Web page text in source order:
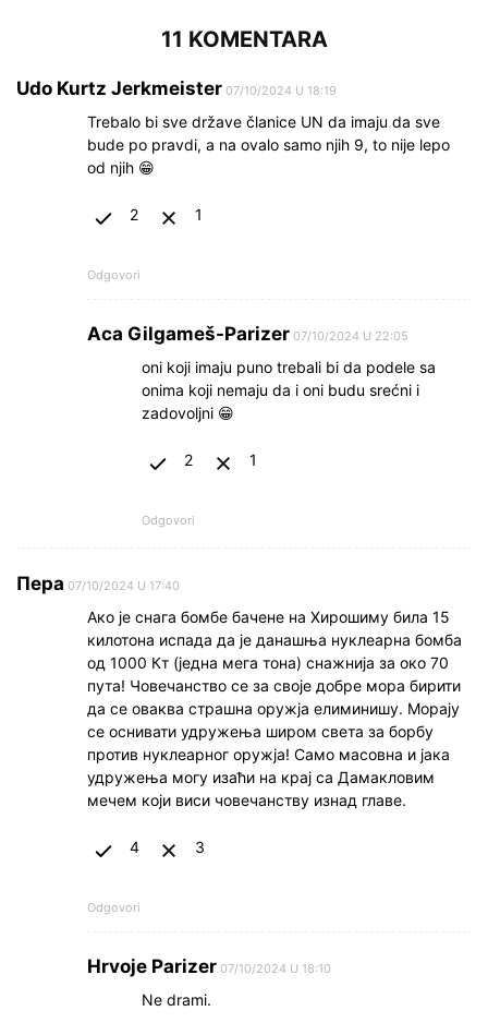
11 KOMENTARA
Udo Kurtz Jerkmeister 07/10/2024 U 18:19
Trebalo bi sve države članice UN da imaju da sve
bude po pravdi, a na ovalo samo njih 9, to nije lepo
od njih 😁
2 1
Odgovori
Aca Gilgameš-Parizer 07/10/2024 U 22:05
oni koji imaju puno trebali bi da podele sa
onima koji nemaju da i oni budu srećni i
zadovoljni 😁
2 1
Odgovori
Пера 07/10/2024 U 17:40
Ако је снага бомбе бачене на Хирошиму била 15
килотона испада да је данашња нуклеарна бомба
од 1000 Кт (једна мега тона) снажнија за око 70
пута! Човечанство се за своје добре мора бирити
да се оваква страшна оружја елиминишу. Морају
се оснивати удружења широм света за борбу
против нуклеарног оружја! Само масовна и јака
удружења могу изаћи на крај са Дамакловим
мечем који виси човечанству изнад главе.
4 3
Odgovori
Hrvoje Parizer 07/10/2024 U 18:10
Ne drami.